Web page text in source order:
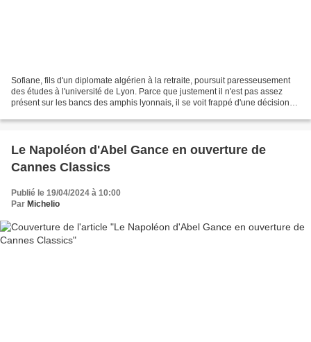
Sofiane, fils d'un diplomate algérien à la retraite, poursuit paresseusement
des études à l'université de Lyon. Parce que justement il n'est pas assez
présent sur les bancs des amphis lyonnais, il se voit frappé d'une décision
Le Napoléon d'Abel Gance en ouverture de
Cannes Classics
Publié le 19/04/2024 à 10:00
Par Michelio